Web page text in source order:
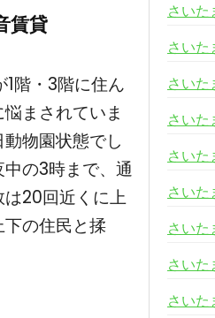
賃貸
階・3階に住ん
まされていま
物園状態でし
の3時まで、通
20回近くに上
の住民と揉
さいた
さいた
さい
さい
さい
さいた
さい
さいた
さいた